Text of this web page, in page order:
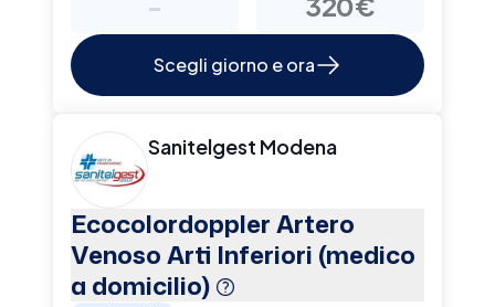
Scegli giorno e ora
Sanitelgest Modena
Ecocolordoppler Artero
Venoso Arti Inferiori (medico
a domicilio)